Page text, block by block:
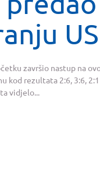
završio nastup na
kod rezultata 2:6, 3:6,
vidjelo...